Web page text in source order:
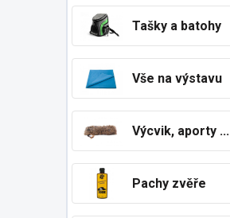
Tašky a batohy
Vše na výstavu
Výcvik, aporty ...
Pachy zvěře